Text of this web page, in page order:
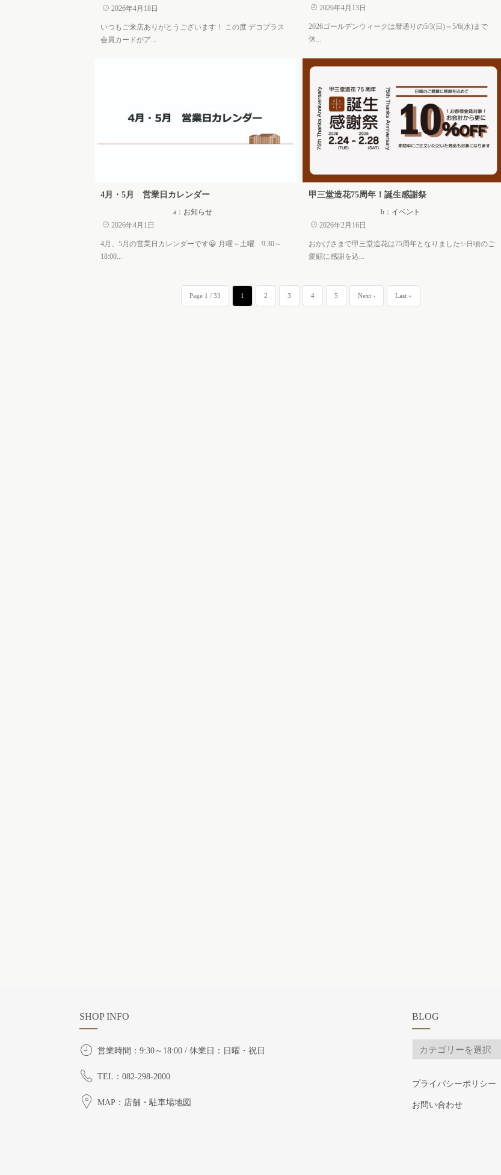
2026年4月18日
いつもご来店ありがとうございます！ この度 デコプラス
会員カードがア...
2026年4月13日
2026ゴールデンウィークは暦通りの5/3(日)～5/6(水)まで
休...
4月・5月 営業日カレンダー
a：お知らせ
2026年4月1日
4月、5月の営業日カレンダーです😀 月曜～土曜 9:30～
18:00...
甲三堂造花75周年！誕生感謝祭
b：イベント
2026年2月16日
おかげさまで甲三堂造花は75周年となりました✨日頃のご
愛顧に感謝を込...
Page 1 / 33 1 2 3 4 5 Next › Last »
SHOP INFO
営業時間：9:30～18:00 / 休業日：日曜・祝日
TEL：082-298-2000
MAP：店舗・駐車場地図
BLOG
BLOG
プライバシーポリシー
お問い合わせ